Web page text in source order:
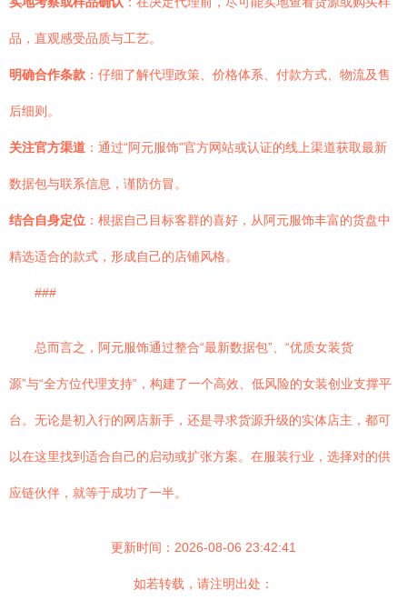
品，直观感受品质与工艺。
明确合作条款 ：仔细了解代理政策、价格体系、付款方式、物流及售
后细则。
关注官方渠道 ：通过“阿元服饰”官方网站或认证的线上渠道获取最新
数据包与联系信息，谨防仿冒。
结合自身定位 ：根据自己目标客群的喜好，从阿元服饰丰富的货盘中
精选适合的款式，形成自己的店铺风格。
###
总而言之，阿元服饰通过整合“最新数据包”、“优质女装货
源”与“全方位代理支持”，构建了一个高效、低风险的女装创业支撑平
台。无论是初入行的网店新手，还是寻求货源升级的实体店主，都可
以在这里找到适合自己的启动或扩张方案。在服装行业，选择对的供
应链伙伴，就等于成功了一半。
更新时间：2026-08-06 23:42:41
如若转载，请注明出处：